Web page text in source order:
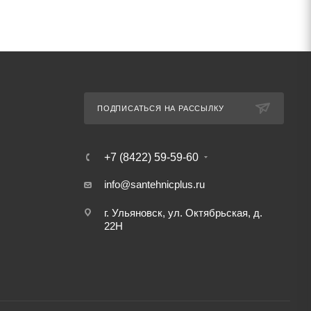
ПОДПИСАТЬСЯ НА РАССЫЛКУ
+7 (8422) 59-59-60
info@santehnicplus.ru
г. Ульяновск, ул. Октябрьская, д.
22Н